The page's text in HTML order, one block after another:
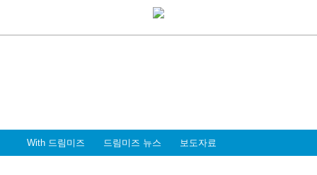
With 드림미즈 드림미즈 뉴스 보도자료